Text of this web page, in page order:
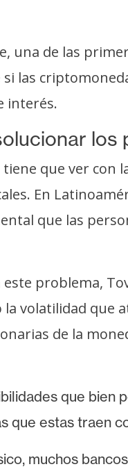
una de las
las
interés.
los
que ver
En
que las
este problema,
volatilidad
de la
que
que estas traen
muchos